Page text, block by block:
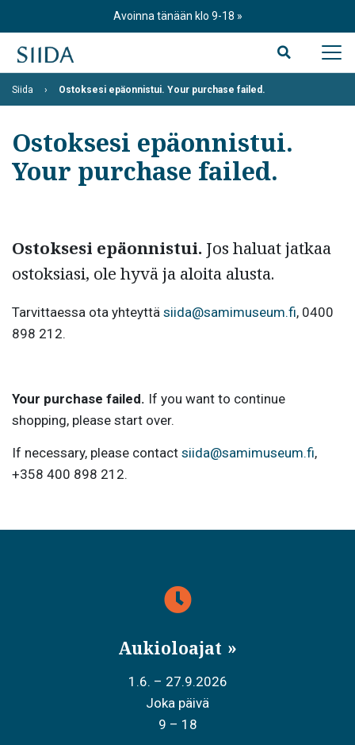
Avoinna tänään klo 9-18
Siida Ostoksesi epäonnistui. Your purchase failed.
Ostoksesi epäonnistui.
Your purchase failed.
Ostoksesi epäonnistui. Jos haluat jatkaa
ostoksiasi, ole hyvä ja aloita alusta.
Tarvittaessa ota yhteyttä siida@samimuseum.fi, 0400
898 212.
Your purchase failed. If you want to continue
shopping, please start over.
If necessary, please contact siida@samimuseum.fi,
+358 400 898 212.
Aukioloajat
1.6. – 27.9.2026
Joka päivä
9 – 18